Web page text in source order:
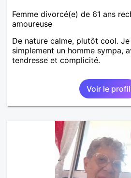
Femme divorcé(e) de 61 ans
amoureuse
De nature calme, plutôt cool.
simplement un homme sympa,
tendresse et complicité.
Voir le profil